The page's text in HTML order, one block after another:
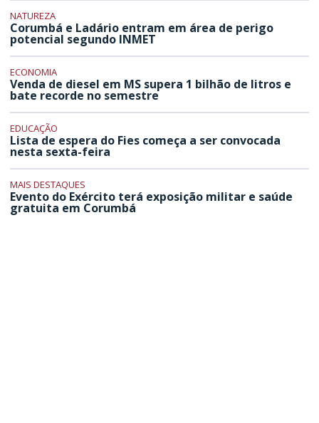
NATUREZA
Corumbá e Ladário entram em área de perigo
potencial segundo INMET
ECONOMIA
Venda de diesel em MS supera 1 bilhão de litros e
bate recorde no semestre
EDUCAÇÃO
Lista de espera do Fies começa a ser convocada
nesta sexta-feira
MAIS DESTAQUES
Evento do Exército terá exposição militar e saúde
gratuita em Corumbá